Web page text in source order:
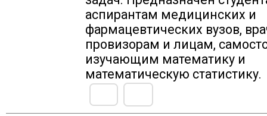
аспирантам медицинских и
фармацевтических вузов,
провизорам и лицам,
изучающим математику и
математическую статистику.